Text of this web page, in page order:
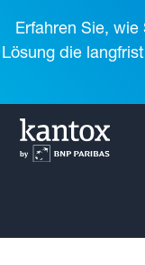
Erfahren Sie,
Lösung die